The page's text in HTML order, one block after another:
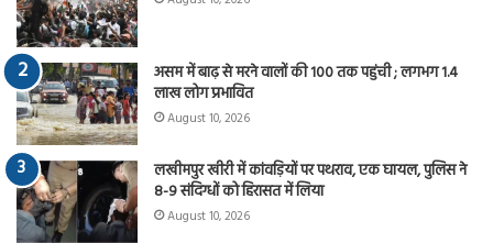
असम में बाढ़ से मरने वालों की 100 तक पहुंची ; लगभग 1.4
लाख लोग प्रभावित
August 10, 2026
लखीमपुर खीरी में कांवड़ियों पर पथराव, एक घायल, पुलिस ने
8-9 संदिग्धों को हिरासत में लिया
August 10, 2026